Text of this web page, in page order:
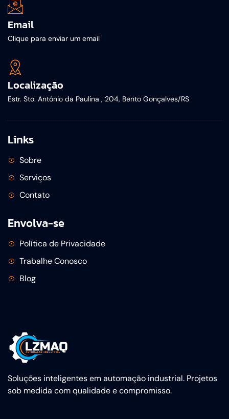
Soluções inteligentes em automação industrial. Projetos
sob medida com qualidade e compromisso.
Email
Clique para enviar um email
Localização
Estr. Sto. Antônio da Paulina , 204, Bento Gonçalves/RS
Links
Sobre
Serviços
Contato
Envolva-se
Política de Privacidade
Trabalhe Conosco
Blog